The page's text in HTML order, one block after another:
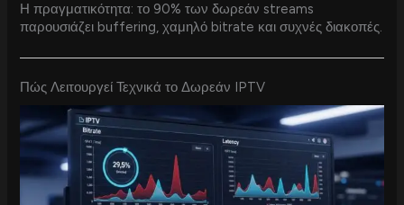
Η πραγματικότητα: το 90% των δωρεάν streams
παρουσιάζει buffering, χαμηλό bitrate και συχνές διακοπές.
Πώς Λειτουργεί Τεχνικά το Δωρεάν IPTV